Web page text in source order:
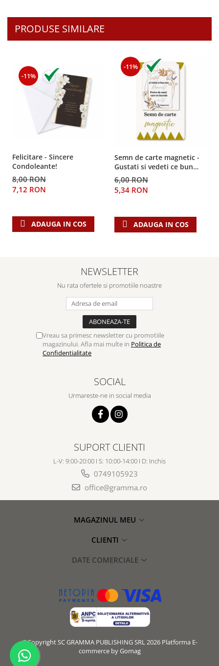
PRODUSE SIMILARE
-11%
Felicitare - Sincere
Condoleante!
8,00 RON
7,12 RON
ADAUGA IN COS
-11%
Semn de carte magnetic -
Gustati si vedeti ce bun
este Domnul!
6,00 RON
5,34 RON
ADAUGA IN COS
NEWSLETTER
Nu rata ofertele si promotiile noastre
Vreau sa primesc newsletter cu promotiile
magazinului. Afla mai multe in Politica de
Confidentialitate
SOCIAL
Urmareste-ne in social media
SUPORT CLIENTI
L-V: 9:00-20:00 I S: 10:00-14:00 I D: Inchis
0749105923
office@gramma.ro
MAGAZINUL MEU
CLIENTI
DATE COMERCIALE
©Copyright SC GRAMMA PUBLISHING SRL 2026 Platforma E-
commerce by Gomag